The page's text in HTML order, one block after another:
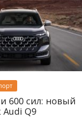
600 сил: новый
Q9